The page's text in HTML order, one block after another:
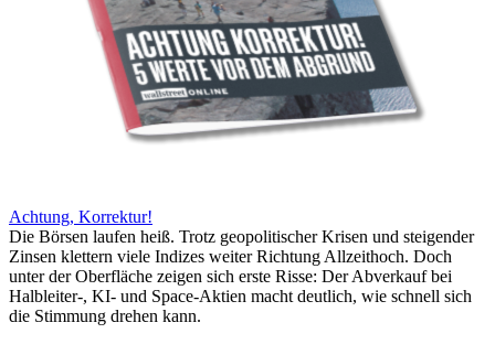
Achtung, Korrektur!
Die Börsen laufen heiß. Trotz geopolitischer Krisen und steigender
Zinsen klettern viele Indizes weiter Richtung Allzeithoch. Doch
unter der Oberfläche zeigen sich erste Risse: Der Abverkauf bei
Halbleiter-, KI- und Space-Aktien macht deutlich, wie schnell sich
die Stimmung drehen kann.